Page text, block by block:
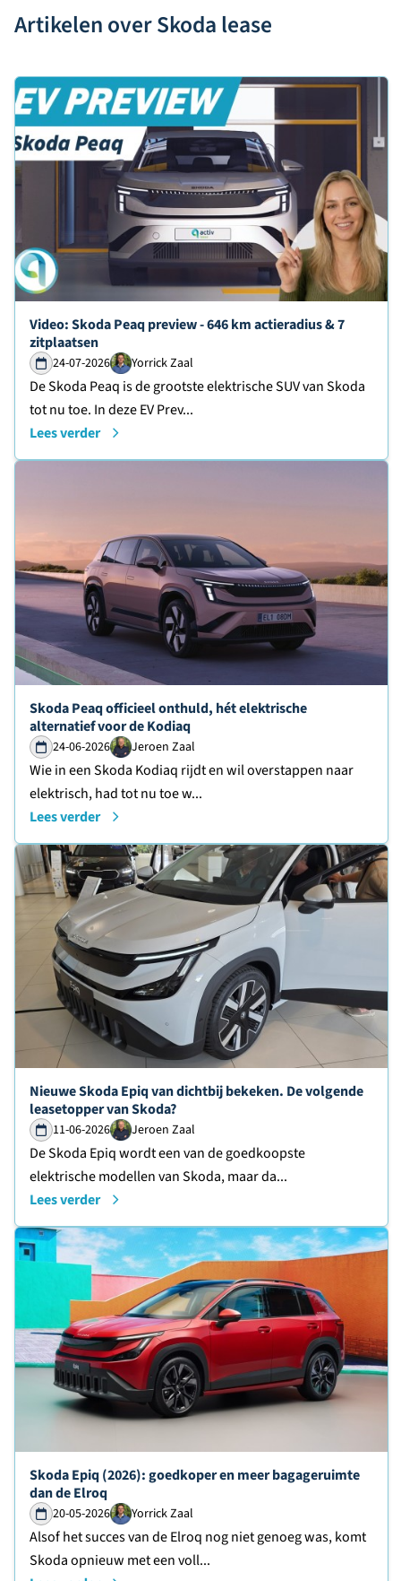
Artikelen over Skoda lease
Lees verder over
Video: Skoda Peaq preview - 646 km actieradius & 7
zitplaatsen
24-07-2026 Yorrick Zaal
De Skoda Peaq is de grootste elektrische SUV van Skoda
tot nu toe. In deze EV Prev...
Lees verder
Lees verder over
Skoda Peaq officieel onthuld, hét elektrische
alternatief voor de Kodiaq
24-06-2026 Jeroen Zaal
Wie in een Skoda Kodiaq rijdt en wil overstappen naar
elektrisch, had tot nu toe w...
Lees verder
Lees verder over
Nieuwe Skoda Epiq van dichtbij bekeken. De volgende
leasetopper van Skoda?
11-06-2026 Jeroen Zaal
De Skoda Epiq wordt een van de goedkoopste
elektrische modellen van Skoda, maar da...
Lees verder
Lees verder over
Skoda Epiq (2026): goedkoper en meer bagageruimte
dan de Elroq
20-05-2026 Yorrick Zaal
Alsof het succes van de Elroq nog niet genoeg was, komt
Skoda opnieuw met een voll...